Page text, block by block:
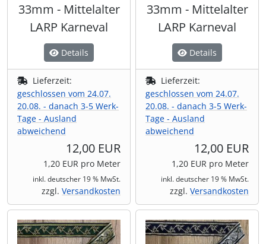
33mm - Mittelalter
LARP Karneval
Details
Lieferzeit:
geschlossen vom 24.07.
20.08. - danach 3-5 Werk-
Tage - Ausland
abweichend
12,00 EUR
1,20 EUR pro Meter
inkl. deutscher 19 % MwSt.
zzgl. Versandkosten
33mm - Mittelalter
LARP Karneval
Details
Lieferzeit:
geschlossen vom 24.07.
20.08. - danach 3-5 Werk-
Tage - Ausland
abweichend
12,00 EUR
1,20 EUR pro Meter
inkl. deutscher 19 % MwSt.
zzgl. Versandkosten